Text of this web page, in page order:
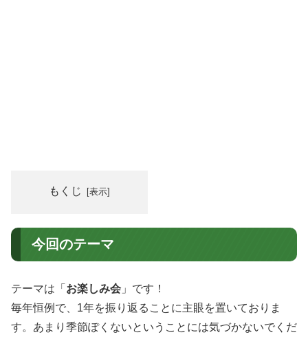
もくじ
今回のテーマ
テーマは「 お楽しみ会 」です！
毎年恒例で、1年を振り返ることに主眼を置いておりま
す。あまり季節ぽくないということには気づかないでくだ